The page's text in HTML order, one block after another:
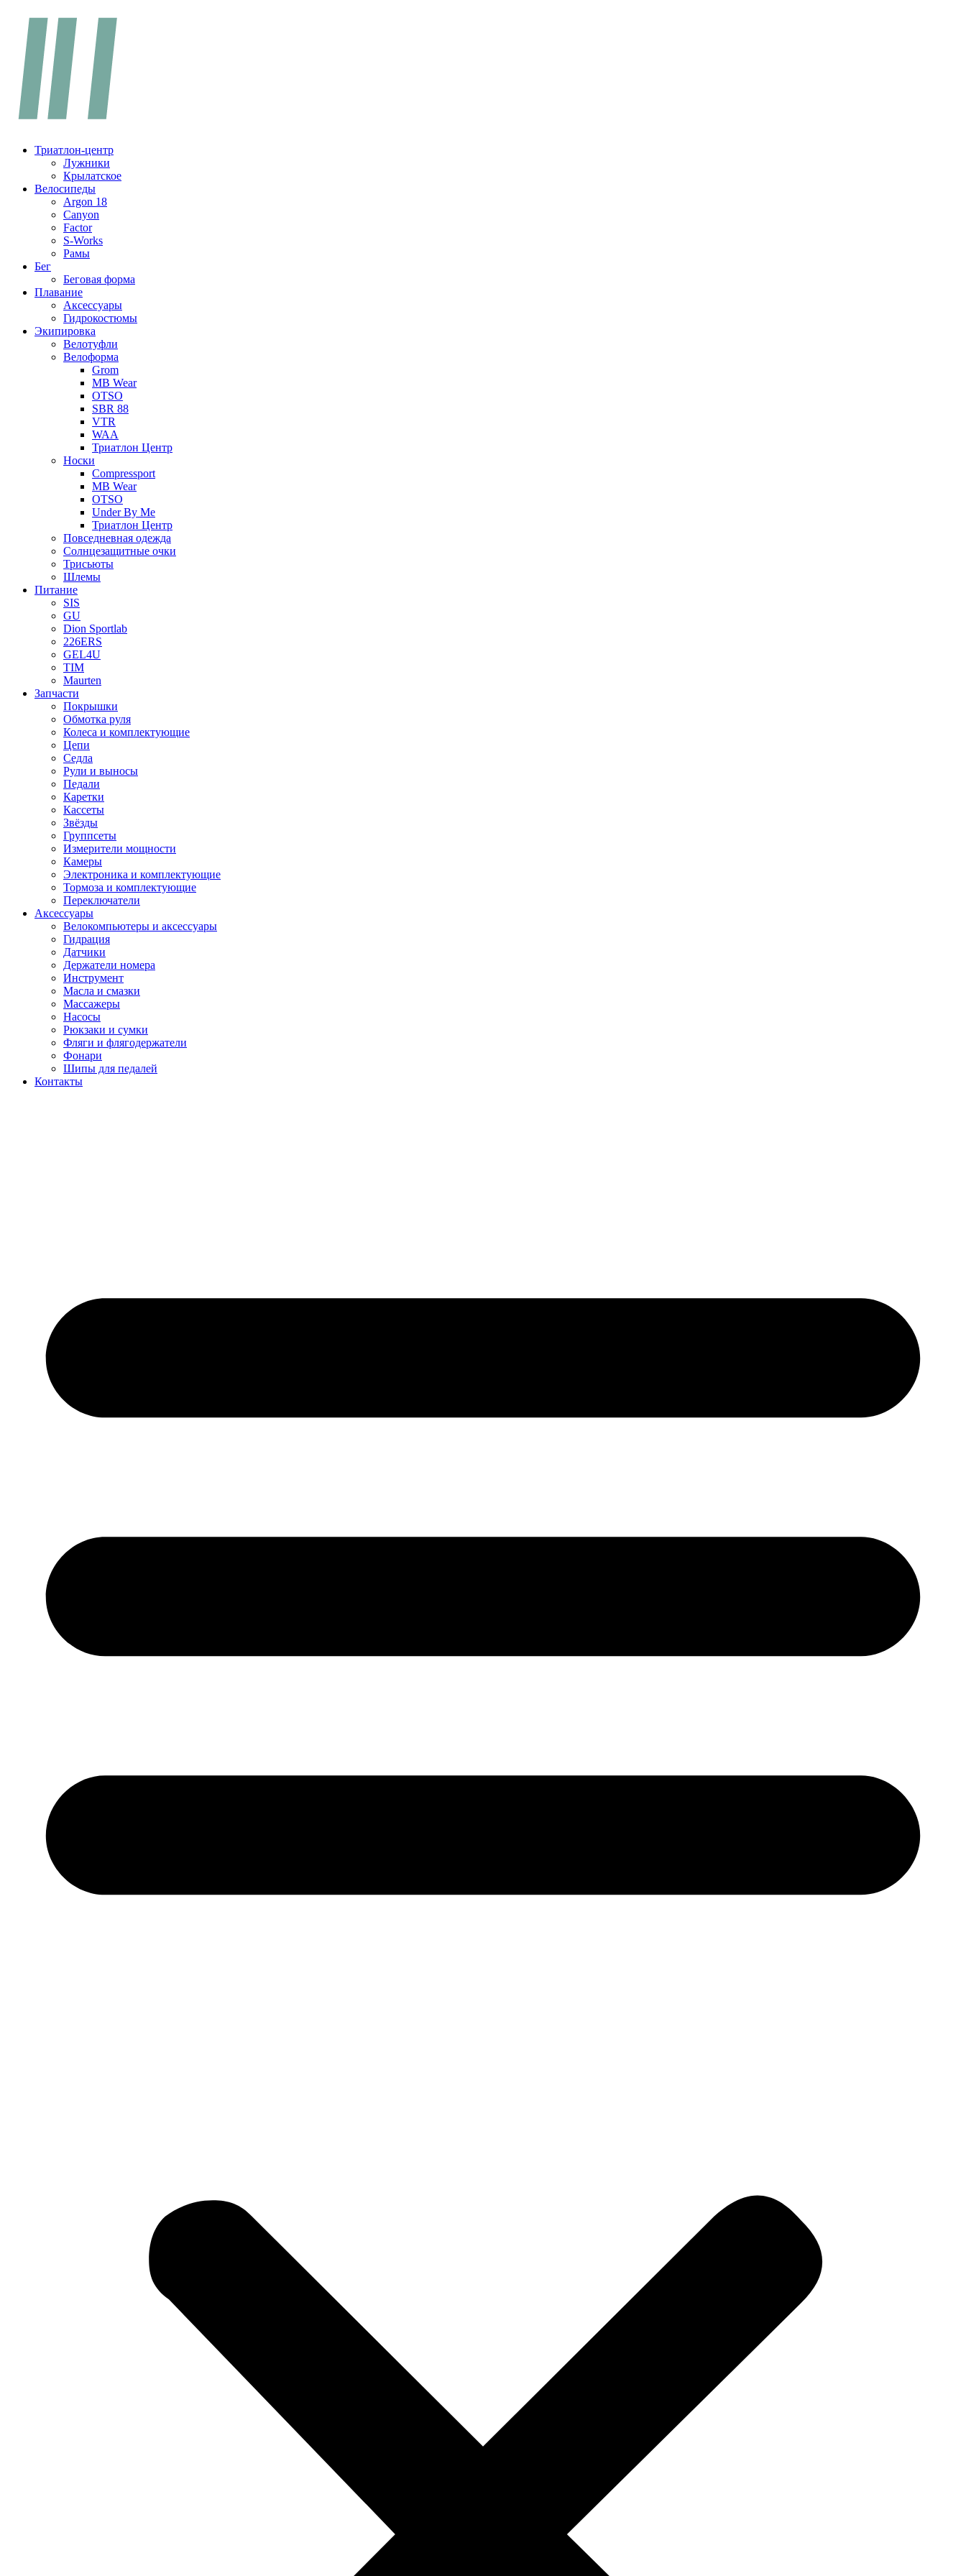
содержимому
Триатлон-центр
Лужники
Крылатское
Велосипеды
Argon 18
Canyon
Factor
S-Works
Рамы
Бег
Беговая форма
Плавание
Аксессуары
Гидрокостюмы
Экипировка
Велотуфли
Велоформа
Grom
MB Wear
OTSO
SBR 88
VTR
WAA
Триатлон Центр
Носки
Compressport
MB Wear
OTSO
Under By Me
Триатлон Центр
Повседневная одежда
Солнцезащитные очки
Трисьюты
Шлемы
Питание
SIS
GU
Dion Sportlab
226ERS
GEL4U
TIM
Maurten
Запчасти
Покрышки
Обмотка руля
Колеса и комплектующие
Цепи
Седла
Рули и выносы
Педали
Каретки
Кассеты
Звёзды
Группсеты
Измерители мощности
Камеры
Электроника и комплектующие
Тормоза и комплектующие
Переключатели
Аксессуары
Велокомпьютеры и аксессуары
Гидрация
Датчики
Держатели номера
Инструмент
Масла и смазки
Массажеры
Насосы
Рюкзаки и сумки
Фляги и флягодержатели
Фонари
Шипы для педалей
Контакты